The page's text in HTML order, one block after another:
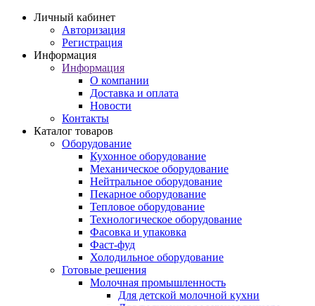
Личный кабинет
Авторизация
Регистрация
Информация
Информация
О компании
Доставка и оплата
Новости
Контакты
Каталог товаров
Оборудование
Кухонное оборудование
Механическое оборудование
Нейтральное оборудование
Пекарное оборудование
Тепловое оборудование
Технологическое оборудование
Фасовка и упаковка
Фаст-фуд
Холодильное оборудование
Готовые решения
Молочная промышленность
Для детской молочной кухни